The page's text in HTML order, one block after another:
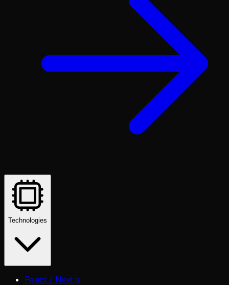
Technologies
React / Next.js